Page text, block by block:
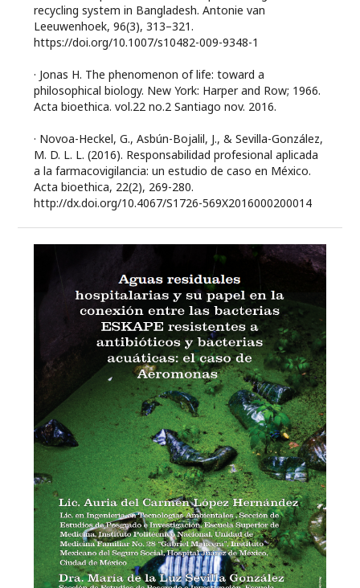
recycling system in Bangladesh. Antonie van
Leeuwenhoek, 96(3), 313–321.
https://doi.org/10.1007/s10482-009-9348-1
· Jonas H. The phenomenon of life: toward a
philosophical biology. New York: Harper and Row; 1966.
Acta bioethica. vol.22 no.2 Santiago nov. 2016.
· Novoa-Heckel, G., Asbún-Bojalil, J., & Sevilla-González,
M. D. L. L. (2016). Responsabilidad profesional aplicada
a la farmacovigilancia: un estudio de caso en México.
Acta bioethica, 22(2), 269-280.
http://dx.doi.org/10.4067/S1726-569X2016000200014